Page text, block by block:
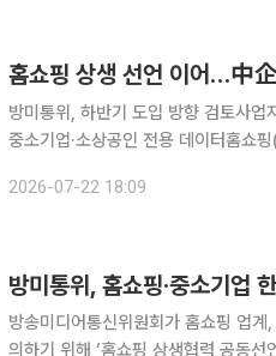
홈쇼핑 상생 선언 이어…中
방미통위, 하반기 도입 방향 검토사업자 선정·
중소기업·소상공인 전용 데이터홈쇼
2026-07-22 18:09
방미통위, 홈쇼핑·중소기업
방송미디어통신위원회가 홈쇼핑 업
의하기 위해 ‘홈쇼핑 상생협력 공동